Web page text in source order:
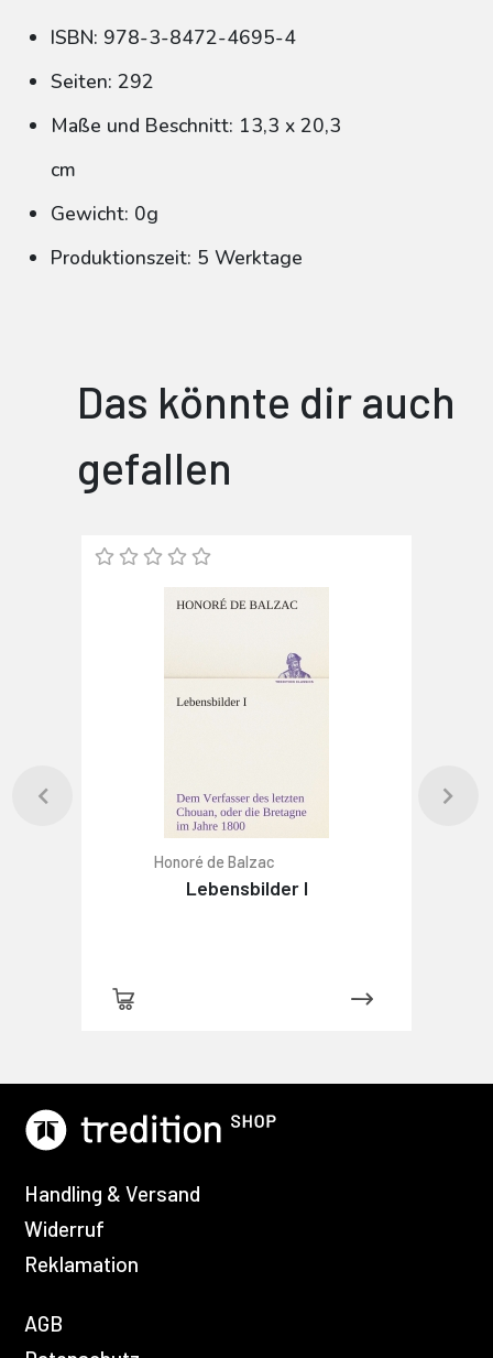
ISBN: 978-3-8472-4695-4
Seiten: 292
Maße und Beschnitt: 13,3 x 20,3
cm
Gewicht: 0g
Produktionszeit: 5 Werktage
Das könnte dir auch
gefallen
Honoré de Balzac
Lebensbilder I
Handling & Versand
Widerruf
Reklamation
AGB